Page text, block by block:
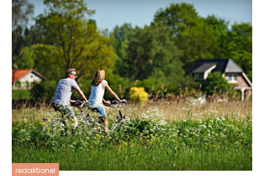
redaktionel